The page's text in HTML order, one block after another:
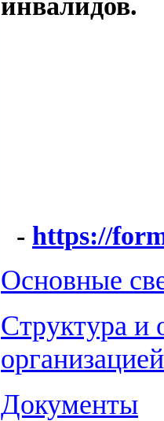
- https://
Основные
Структура и
организацией
Документы